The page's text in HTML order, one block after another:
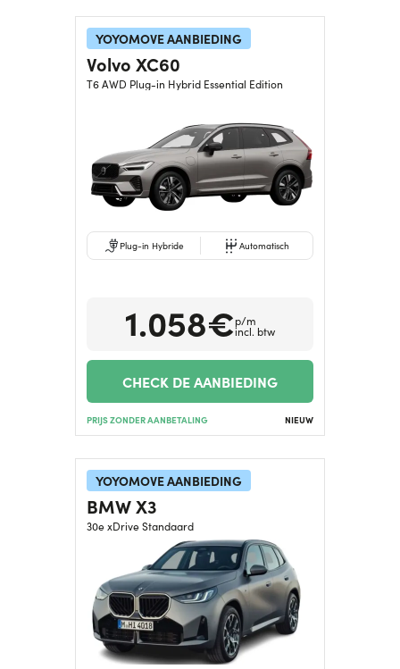
YOYOMOVE AANBIEDING
Volvo XC60
T6 AWD Plug-in Hybrid Essential Edition
Plug-in Hybride Automatisch
1.058€p/m
incl. btw
CHECK DE AANBIEDING
PRIJS ZONDER AANBETALING NIEUW
YOYOMOVE AANBIEDING
BMW X3
30e xDrive Standaard